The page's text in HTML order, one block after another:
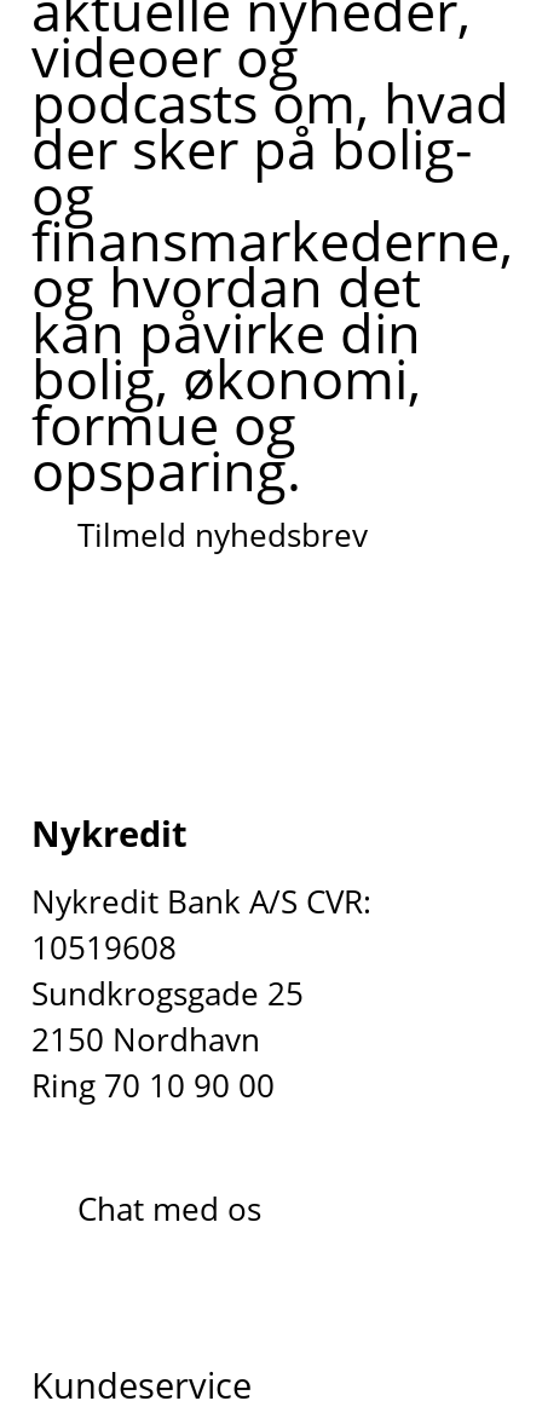
videoer og
podcasts om, hvad
der sker på bolig-
og
finansmarkederne,
og hvordan det
kan påvirke din
bolig, økonomi,
formue og
opsparing.
Tilmeld nyhedsbrev
Nykredit
Nykredit Bank A/S CVR:
10519608
Sundkrogsgade 25
2150 Nordhavn
Ring 70 10 90 00
Chat med os
Kundeservice